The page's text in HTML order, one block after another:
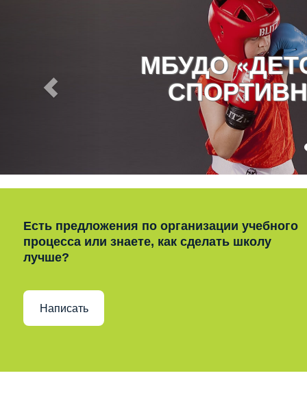
МБУДО
Есть предложения по организации учебного
процесса или знаете, как сделать школу
лучше?
Написать